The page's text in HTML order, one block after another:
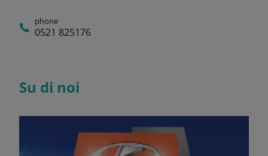
phone
0521 825176
Su di noi